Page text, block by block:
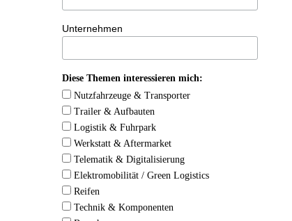
Unternehmen
Diese Themen interessieren mich:
Nutzfahrzeuge & Transporter
Trailer & Aufbauten
Logistik & Fuhrpark
Werkstatt & Aftermarket
Telematik & Digitalisierung
Elektromobilität / Green Logistics
Reifen
Technik & Komponenten